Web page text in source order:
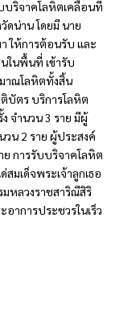
บริจาคโลหิตเคลื่อนที่
ดน่าน โดยมี นาย
ให้การต้อนรับ และ
ในพื้นที่ เข้ารับ
าณโลหิตทั้งสิ้น
บัตร บริการโลหิต
จำนวน 3 ราย มีผู้
วน 2 ราย ผู้ประสงค์
ย การรับบริจาคโลหิต
มเด็จพระเจ้าลูกเธอ
หลวงราชสาริณีสิริ
าการประชวรในเร็ว